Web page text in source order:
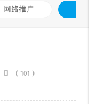
网络推广
（101）